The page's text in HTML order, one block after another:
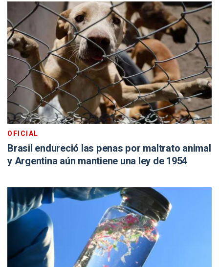
OFICIAL
Brasil endureció las penas por maltrato animal
y Argentina aún mantiene una ley de 1954